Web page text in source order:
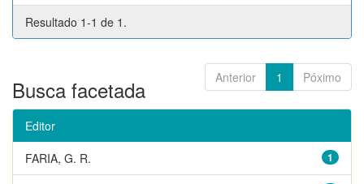
Resultado 1-1 de 1.
Anterior 1 Póximo
Busca facetada
Editor
1
FARIA, G. R.